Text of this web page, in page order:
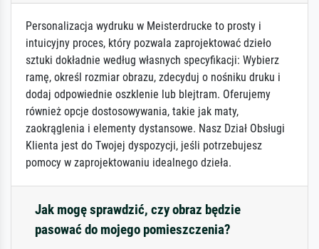
Personalizacja wydruku w Meisterdrucke to prosty i
intuicyjny proces, który pozwala zaprojektować dzieło
sztuki dokładnie według własnych specyfikacji: Wybierz
ramę, określ rozmiar obrazu, zdecyduj o nośniku druku i
dodaj odpowiednie oszklenie lub blejtram. Oferujemy
również opcje dostosowywania, takie jak maty,
zaokrąglenia i elementy dystansowe. Nasz Dział Obsługi
Klienta jest do Twojej dyspozycji, jeśli potrzebujesz
pomocy w zaprojektowaniu idealnego dzieła.
Jak mogę sprawdzić, czy obraz będzie
pasować do mojego pomieszczenia?